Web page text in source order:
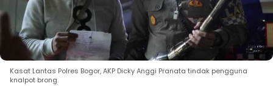
Kasat Lantas Polres Bogor, AKP Dicky Anggi Pranata tindak pengguna
knalpot brong.